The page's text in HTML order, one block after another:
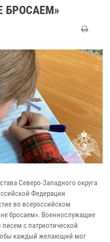
БРОСАЕМ»
Северо-Западного округа
Федерации
во всероссийском
бросаем». Военнослужащие
с патриотической
каждый желающий мог